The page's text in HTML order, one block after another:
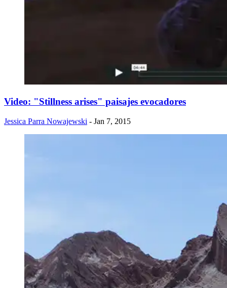
Video: "Stillness arises" paisajes evocadores
Jessica Parra Nowajewski - Jan 7, 2015